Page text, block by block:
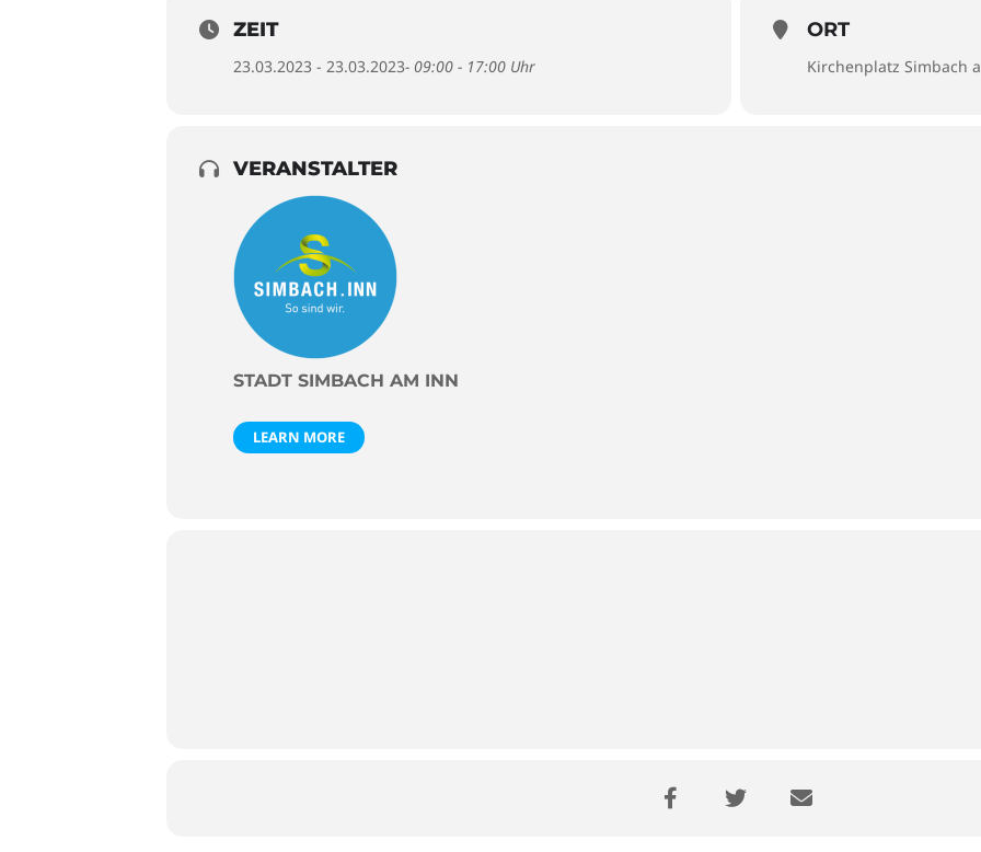
ZEIT
23.03.2023 - 23.03.2023- 09:00 - 17:00 Uhr
ORT
Kirchenplatz Simbach
VERANSTALTER
STADT SIMBACH AM INN
LEARN MORE